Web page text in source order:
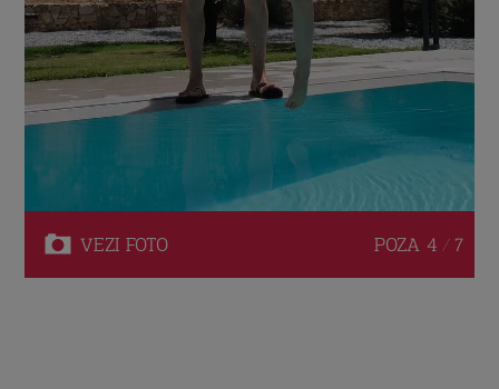
VEZI FOTO POZA 4 / 7